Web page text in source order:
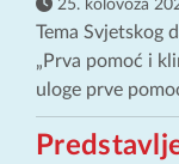
25. kolovoza
Tema Svjetskog
„Prva pomoć i
uloge prve